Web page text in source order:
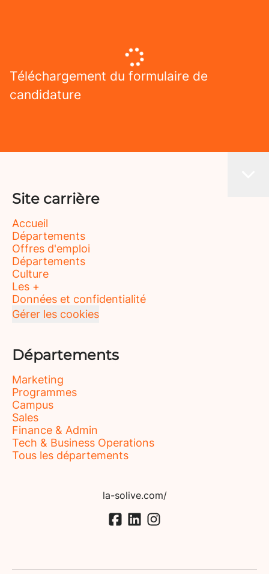
Téléchargement du formulaire de
candidature
Site carrière
Accueil
Départements
Offres d'emploi
Départements
Culture
Les +
Données et confidentialité
Gérer les cookies
Départements
Marketing
Programmes
Campus
Sales
Finance & Admin
Tech & Business Operations
Tous les départements
la-solive.com/